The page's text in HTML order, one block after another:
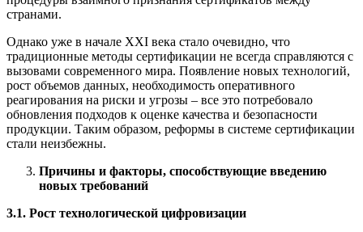
странами.
Однако уже в начале XXI века стало очевидно, что
традиционные методы сертификации не всегда справляются с
вызовами современного мира. Появление новых технологий,
рост объемов данных, необходимость оперативного
реагирования на риски и угрозы – все это потребовало
обновления подходов к оценке качества и безопасности
продукции. Таким образом, реформы в системе сертификации
стали неизбежны.
Причины и факторы, способствующие введению
новых требований
3.1. Рост технологической цифровизации